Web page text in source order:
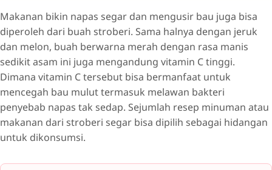
Makanan bikin napas segar dan mengusir bau juga bisa
diperoleh dari buah stroberi. Sama halnya dengan jeruk
dan melon, buah berwarna merah dengan rasa manis
sedikit asam ini juga mengandung vitamin C tinggi.
Dimana vitamin C tersebut bisa bermanfaat untuk
mencegah bau mulut termasuk melawan bakteri
penyebab napas tak sedap. Sejumlah resep minuman atau
makanan dari stroberi segar bisa dipilih sebagai hidangan
untuk dikonsumsi.